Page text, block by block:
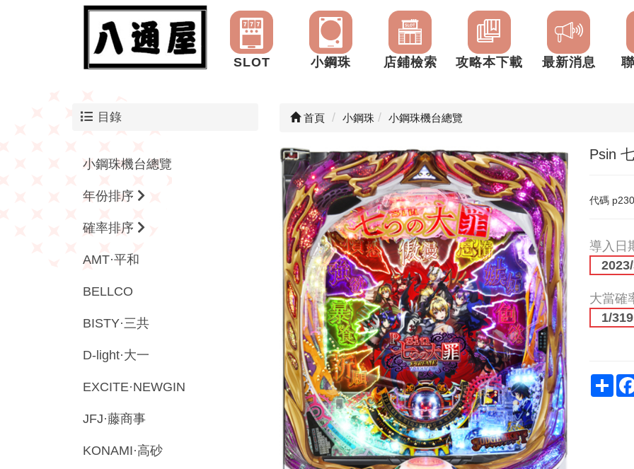
SLOT 小鋼珠 店鋪檢索 攻略本下載 最新消息
目錄
小鋼珠機台總覽
年份排序
確率排序
AMT·平和
BELLCO
BISTY·三共
D-light·大一
EXCITE·NEWGIN
JFJ·藤商事
KONAMI·高砂
首頁 小鋼珠 小鋼珠機台總覽
Psin
代碼
導入日
大當確
1/